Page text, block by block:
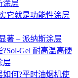
涂层
它就是功能性涂层
著 – 派纳斯涂层
Gel 耐高温高硬
层
何?平时油烟机使